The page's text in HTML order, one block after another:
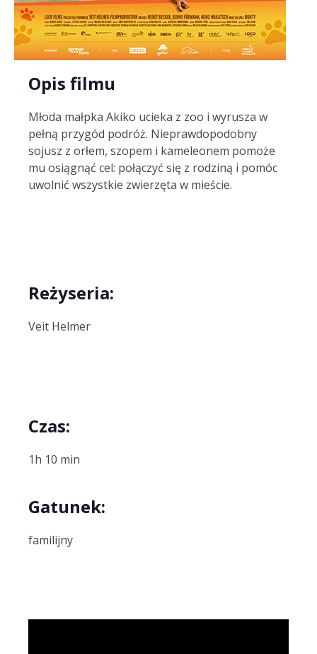
Opis filmu
Młoda małpka Akiko ucieka z zoo i wyrusza w
pełną przygód podróż. Nieprawdopodobny
sojusz z orłem, szopem i kameleonem pomoże
mu osiągnąć cel: połączyć się z rodziną i pomóc
uwolnić wszystkie zwierzęta w mieście.
Reżyseria:
Veit Helmer
Czas:
1h 10 min
Gatunek:
familijny